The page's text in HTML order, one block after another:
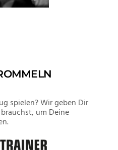
spielen? Wir geben Dir
um Deine